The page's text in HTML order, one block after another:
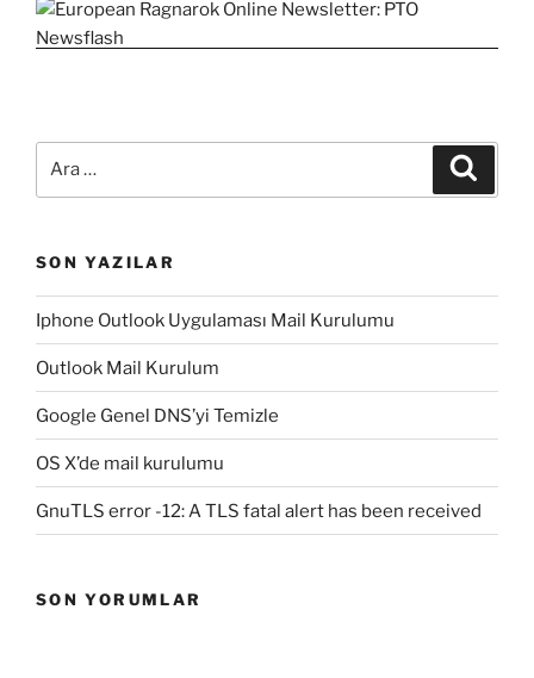
SON YAZILAR
Iphone Outlook Uygulaması Mail Kurulumu
Outlook Mail Kurulum
Google Genel DNS’yi Temizle
OS X’de mail kurulumu
GnuTLS error -12: A TLS fatal alert has been received
SON YORUMLAR